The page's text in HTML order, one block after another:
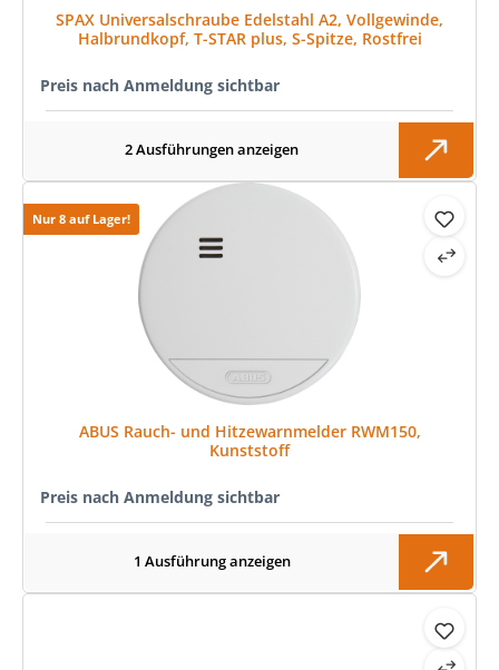
SPAX Universalschraube Edelstahl A2, Vollgewinde,
Halbrundkopf, T-STAR plus, S-Spitze, Rostfrei
Preis nach Anmeldung sichtbar
2 Ausführungen anzeigen
Nur 8 auf Lager!
ABUS Rauch- und Hitzewarnmelder RWM150,
Kunststoff
Preis nach Anmeldung sichtbar
1 Ausführung anzeigen